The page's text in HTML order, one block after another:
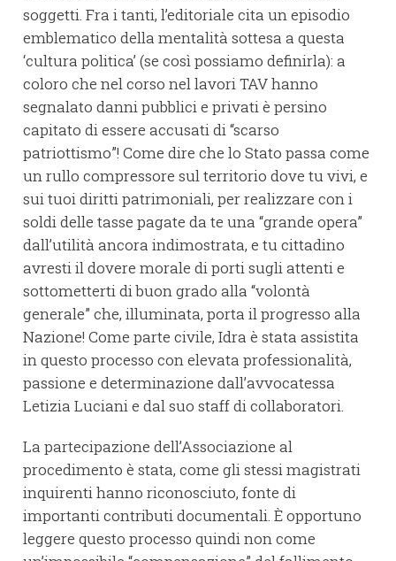
soggetti. Fra i tanti, l’editoriale cita un episodio
emblematico della mentalità sottesa a questa
‘cultura politica’ (se così possiamo definirla): a
coloro che nel corso nel lavori TAV hanno
segnalato danni pubblici e privati è persino
capitato di essere accusati di “scarso
patriottismo”! Come dire che lo Stato passa come
un rullo compressore sul territorio dove tu vivi, e
sui tuoi diritti patrimoniali, per realizzare con i
soldi delle tasse pagate da te una “grande opera”
dall’utilità ancora indimostrata, e tu cittadino
avresti il dovere morale di porti sugli attenti e
sottometterti di buon grado alla “volontà
generale” che, illuminata, porta il progresso alla
Nazione! Come parte civile, Idra è stata assistita
in questo processo con elevata professionalità,
passione e determinazione dall’avvocatessa
Letizia Luciani e dal suo staff di collaboratori.
La partecipazione dell’Associazione al
procedimento è stata, come gli stessi magistrati
inquirenti hanno riconosciuto, fonte di
importanti contributi documentali. È opportuno
leggere questo processo quindi non come